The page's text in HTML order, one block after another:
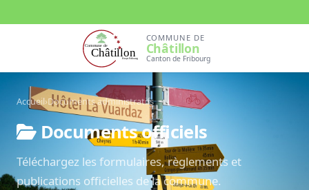
COMMUNE DE
Châtillon
Canton de Fribourg
Accueil›Documents administratifs
Documents officiels
Téléchargez les formulaires, règlements et
publications officielles de la commune.